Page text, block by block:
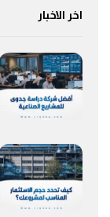
اخر الاخبار